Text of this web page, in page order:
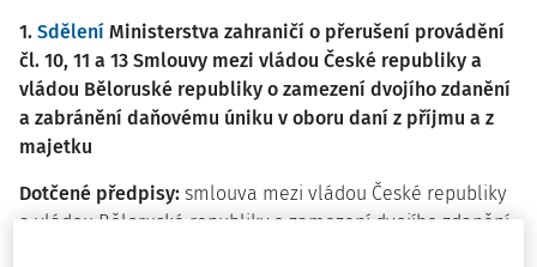
1. Sdělení Ministerstva zahraničí o přerušení provádění
čl. 10, 11 a 13 Smlouvy mezi vládou České republiky a
vládou Běloruské republiky o zamezení dvojího zdanění
a zabránění daňovému úniku v oboru daní z příjmu a z
majetku
Dotčené předpisy: smlouva mezi vládou České republiky
a vládou Běloruské republiky o zamezení dvojího zdanění